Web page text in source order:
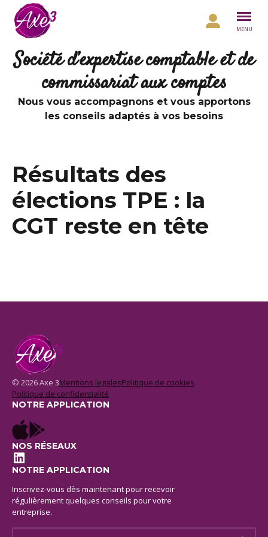
Aller au contenu
MENU
Société d’expertise comptable et de
commissariat aux comptes
Nous vous accompagnons et vous apportons
les conseils adaptés à vos besoins
Résultats des
élections TPE : la
CGT reste en tête
© 2026 Axe 3Mentions legalesPolitique de cookies
Politique de confidentialité
NOTRE APPLICATION
NOS RÉSEAUX
LinkedIn
NOTRE APPLICATION
Inscrivez-vous dès maintenant pour recevoir
régulièrement quelques conseils pour votre
entreprise.